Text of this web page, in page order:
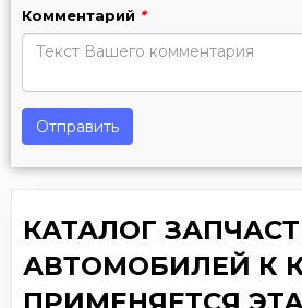
Комментарий *
Отправить
КАТАЛОГ
АВТОМОБИЛЕЙ К
ПРИМЕНЯЕТСЯ